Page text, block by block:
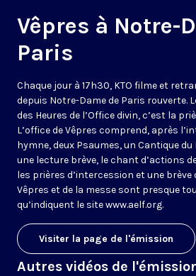
Vêpres à Notre-
Paris
Chaque jour à 17h30, KTO filme et
depuis Notre-Dame de Paris rouverte.
des Heures de l’Office divin, c’est la
L’office de Vêpres comprend, après
hymne, deux Psaumes, un Cantique
une lecture brève, le chant d’actions
les prières d’intercession et une brève
Vêpres et de la messe sont presque
qu’indiquent le sitewww.aelf.org.
Visiter la page de l'émission
Autres vidéos de